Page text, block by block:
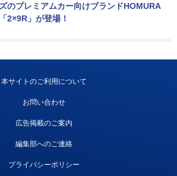
のプレミアムカー向けブランドHOMURA
2×9R」が登場！
本サイトのご利用について
お問い合わせ
広告掲載のご案内
編集部へのご連絡
プライバシーポリシー